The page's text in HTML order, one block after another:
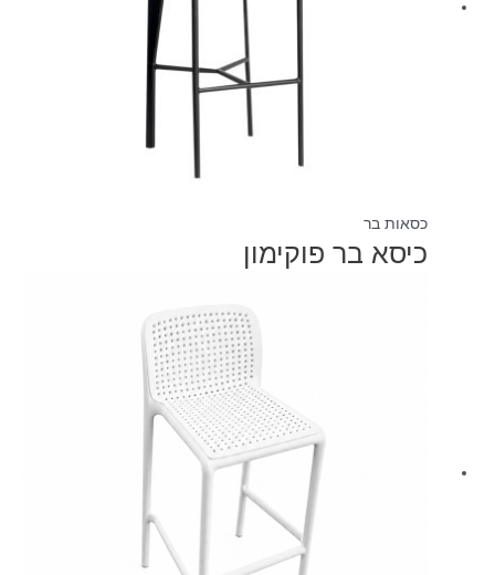
כסאות בר
כיסא בר פוקימון
₪490.00.